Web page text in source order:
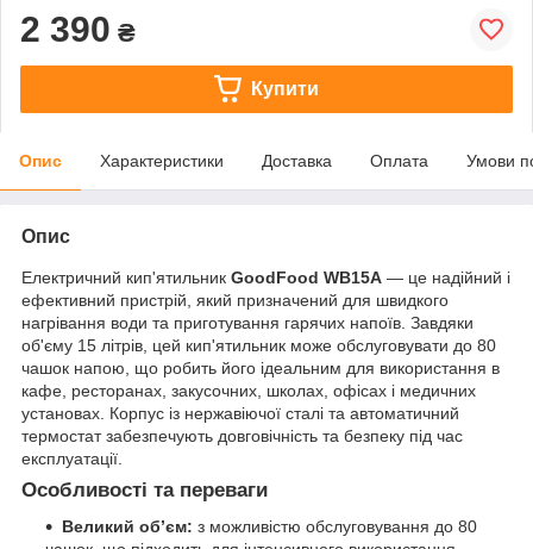
2 390 ₴
Купити
Опис Характеристики Доставка Оплата Умови
Опис
Електричний кип'ятильник GoodFood WB15A — це надійний і
ефективний пристрій, який призначений для швидкого
нагрівання води та приготування гарячих напоїв. Завдяки
об'єму 15 літрів, цей кип'ятильник може обслуговувати до 80
чашок напою, що робить його ідеальним для використання в
кафе, ресторанах, закусочних, школах, офісах і медичних
установах. Корпус із нержавіючої сталі та автоматичний
термостат забезпечують довговічність та безпеку під час
експлуатації.
Особливості та переваги
Великий об’єм: з можливістю обслуговування до 80